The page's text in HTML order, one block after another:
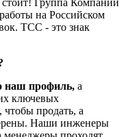
стоит! Группа Компаний
на Российском
ТСС - это знак
наш профиль, а
ключевых
чтобы продать, а
Наши инженеры